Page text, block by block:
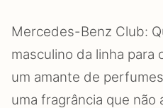
Mercedes-Benz Club:
masculino da linha para
um amante de
uma fragrância que não